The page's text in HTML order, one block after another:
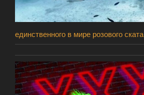
единственного в мире розового ската